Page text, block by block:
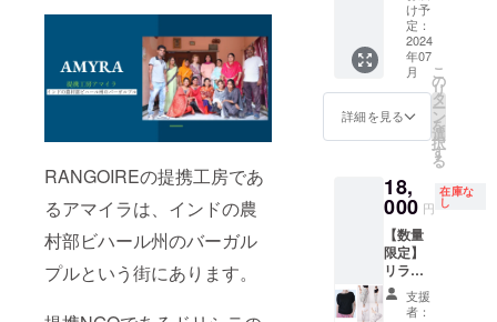
RANGOIREの提携工房であ
るアマイラは、インドの農
村部ビハール州のバーガル
プルという街にあります。
せた
ForDiL
Therap
yのご体
験プラ
ンで
す。 実
施方法:
イン
zoomを
使って
行いま
す。画
面オフ
での参
加可能
い。 特
にご記
入がな
い場合
記載な
くお送
て頂き
ます。
■オンラ
インヨ
ガ
45min
チケッ
トにつ
《お取
扱上の
注意》
洗濯機
をご使
は、洗
濯用
てくだ
さい。
《平置
き採寸
サイ
ズ》 サ
イズ 総
無料)で
楽しん
でいた
だける
スペ
シャル
チケッ
①メ
ディ
ション
(瞑想)体
験 ②イ
ンドで
学びを
縮性の
ある素
材と
ゆった
りとし
た腰回
りでヨ
にも最
適な動
きやす
さで
す。ポ
ケット
があり
普段使
(パーキ
ンカリ /
マーブ
ル) 販
売予定
価格
¥15,000
シュッ
た裾は
しめ付
けもな
く、足
を上げ
てもめ
くれま
せん。
け予
定：
2024
年07
月
詳細を見る
こ
の
リ
タ
ー
ン
を
選
択
す
る
18,
000 円
在庫な
し
【数量
限定】
リラッ
クス
カット
支援
者：